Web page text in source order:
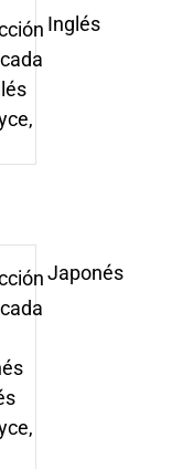
Inglés
Japonés